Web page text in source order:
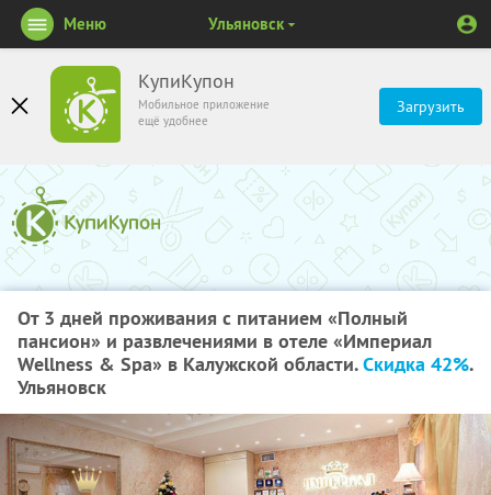
КупиКупон
Мобильное приложение
ещё удобнее
Загрузить
Меню Ульяновск
От 3 дней проживания с питанием «Полный
пансион» и развлечениями в отеле «Империал
Wellness & Spa» в Калужской области.Скидка 42%.
Ульяновск